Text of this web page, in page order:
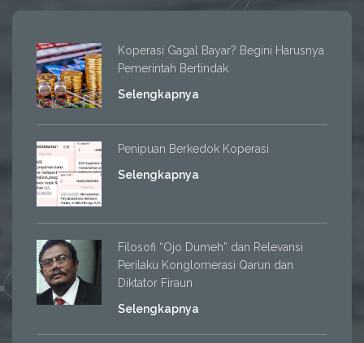
Koperasi Gagal Bayar? Begini Harusnya
Pemerintah Bertindak
Selengkapnya
Penipuan Berkedok Koperasi
Selengkapnya
Filosofi “Ojo Dumeh” dan Relevansi
Perilaku Konglomerasi Qarun dan
Diktator Firaun
Selengkapnya